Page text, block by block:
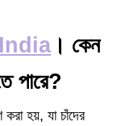
। কেন
পারে?
করা হয়, যা চাঁদের